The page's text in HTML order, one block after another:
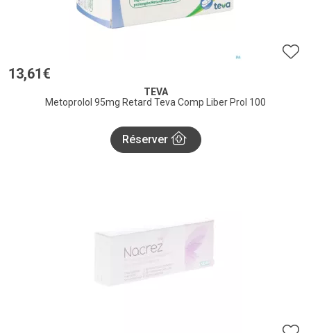
13,61 €
TEVA
Metoprolol 95mg Retard Teva Comp Liber Prol 100
Réserver